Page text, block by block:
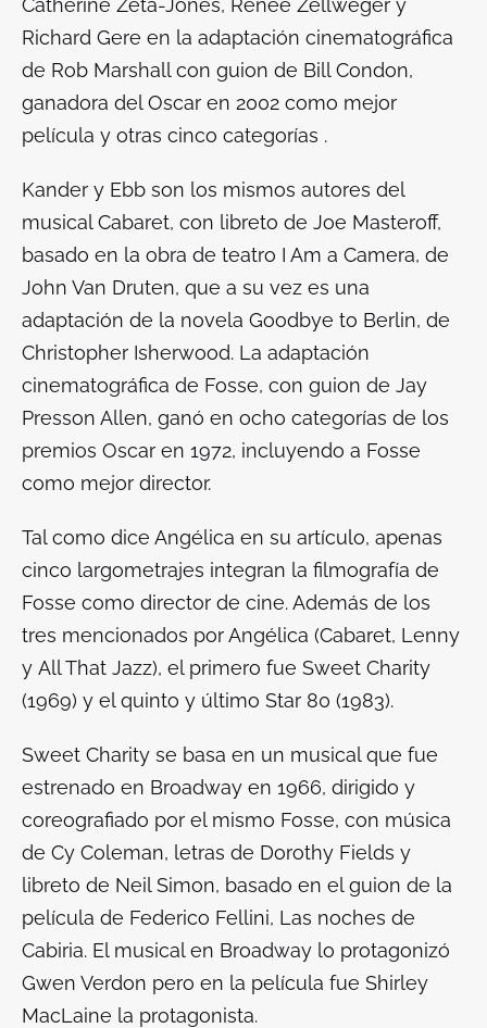
Richard Gere en la adaptación cinematográfica
de Rob Marshall con guion de Bill Condon,
ganadora del Oscar en 2002 como mejor
película y otras cinco categorías .
Kander y Ebb son los mismos autores del
musicalCabaret, con libreto de Joe Masteroff,
basado en la obra de teatro I Am a Camera, de
John Van Druten, que a su vez es una
adaptación de la novela Goodbye to Berlin, de
Christopher Isherwood. La adaptación
cinematográfica de Fosse, con guion de Jay
Presson Allen, ganó en ocho categorías de los
premios Oscar en 1972, incluyendo a Fosse
como mejor director.
Tal como dice Angélica en su artículo, apenas
cinco largometrajes integran la filmografía de
Fosse como director de cine. Además de los
tres mencionados por Angélica (Cabaret, Lenny
y All That Jazz), el primero fue Sweet Charity
(1969) y el quinto y último Star 80 (1983).
Sweet Charity se basa en un musical que fue
estrenado en Broadway en 1966, dirigido y
coreografiado por el mismo Fosse, con música
de Cy Coleman, letras de Dorothy Fields y
libreto de Neil Simon, basado en el guion de la
película de Federico Fellini, Las noches de
Cabiria. El musical en Broadway lo protagonizó
Gwen Verdon pero en la película fue Shirley
MacLaine la protagonista.